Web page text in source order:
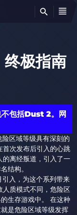
极指南
包括Dust 2。网
区域等级具有深刻的
次发布后引入的心跳
的离经叛道，引入了一
结构。
入，为这个系列带来
人质模式不同，危险区
生存游戏中。 在这种
是危险区域等级发挥